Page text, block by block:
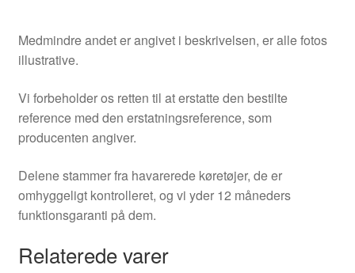
Medmindre andet er angivet i beskrivelsen, er alle fotos
illustrative.
Vi forbeholder os retten til at erstatte den bestilte
reference med den erstatningsreference, som
producenten angiver.
Delene stammer fra havarerede køretøjer, de er
omhyggeligt kontrolleret, og vi yder 12 måneders
funktionsgaranti på dem.
Relaterede varer